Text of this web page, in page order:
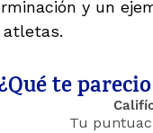
y un
atletas.
te
Tu